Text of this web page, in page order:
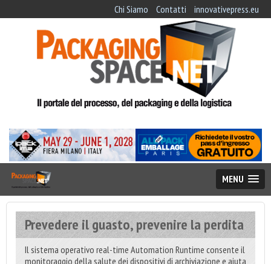
Chi Siamo Contatti innovativepress.eu
MENU
Prevedere il guasto, prevenire la perdita
Il sistema operativo real-time Automation Runtime consente il
monitoraggio della salute dei dispositivi di archiviazione e aiuta